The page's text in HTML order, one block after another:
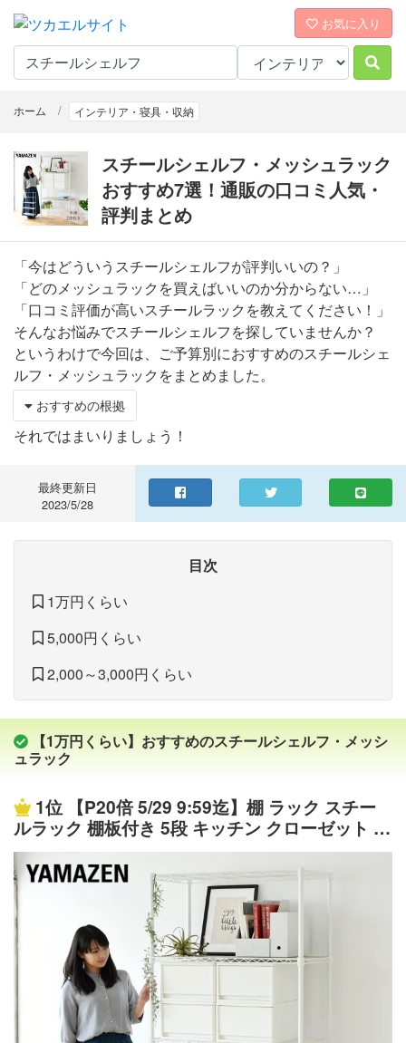
お気に入り
ホーム インテリア・寝具・収納
スチールシェルフ・メッシュラック
おすすめ7選！通販の口コミ人気・
評判まとめ
「今はどういうスチールシェルフが評判いいの？」
「どのメッシュラックを買えばいいのか分からない…」
「口コミ評価が高いスチールラックを教えてください！」
そんなお悩みでスチールシェルフを探していませんか？
というわけで今回は、ご予算別におすすめのスチールシェ
ルフ・メッシュラックをまとめました。
おすすめの根拠
それではまいりましょう！
最終更新日
2023/5/28
目次
1万円くらい
5,000円くらい
2,000～3,000円くらい
【1万円くらい】おすすめのスチールシェルフ・メッシ
ュラック
1位
【P20倍 5/29 9:59迄】棚 ラック スチー
ルラック 棚板付き 5段 キッチン クローゼット 収
納 ウッドボード付き 落下防止 モノトーン シン
プル 白 黒 山善 YAMAZEN 【送料無料】 0523P